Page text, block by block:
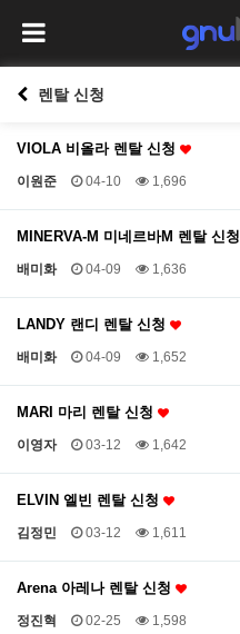
렌탈 신청
VIOLA 비올라 렌탈 신청
이원준 04-10 1,696
MINERVA-M 미네르바M 렌탈 신청
배미화 04-09 1,636
LANDY 랜디 렌탈 신청
배미화 04-09 1,652
MARI 마리 렌탈 신청
이영자 03-12 1,642
ELVIN 엘빈 렌탈 신청
김정민 03-12 1,611
Arena 아레나 렌탈 신청
정진혁 02-25 1,598